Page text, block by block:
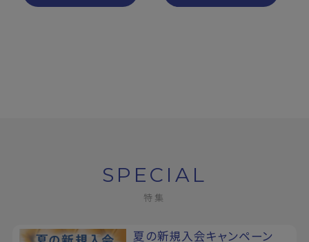
SPECIAL
特集
夏の新規入会キャンペーン